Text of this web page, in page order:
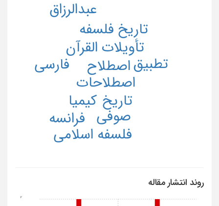
اصطلاح
اصطلاحات
تأویلات القرآن
تاریخ
تاریخ فلسفه
تطبیق
صوفی
عبدالرزاق
فارسی
فرانسه
فلسفه اسلامی
کیمیا
روند انتشار مقاله
2